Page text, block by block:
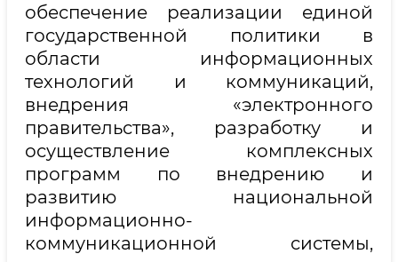
обеспечение реализации единой
государственной политики в
области информационных
технологий и коммуникаций,
внедрения «электронного
правительства», разработку и
осуществление комплексных
программ по внедрению и
развитию национальной
информационно-
коммуникационной системы,